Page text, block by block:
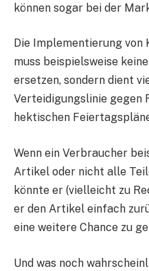
können sogar bei der
Die Implementierung
muss beispielsweise
ersetzen, sondern dient
Verteidigungslinie gegen
hektischen
Wenn ein Verbraucher
Artikel oder nicht alle
könnte er (vielleicht zu
er den Artikel einfach
eine weitere Chance zu
Und was noch